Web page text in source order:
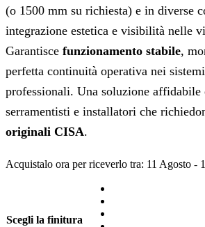
(o 1500 mm su richiesta) e in diverse
integrazione estetica e visibilità nelle
Garantisce funzionamento stabile,
perfetta continuità operativa nei
professionali. Una soluzione affidabile
serramentisti e installatori che
originali CISA.
Acquistalo ora per riceverlo tra: 11 Agosto -
Scegli la finitura